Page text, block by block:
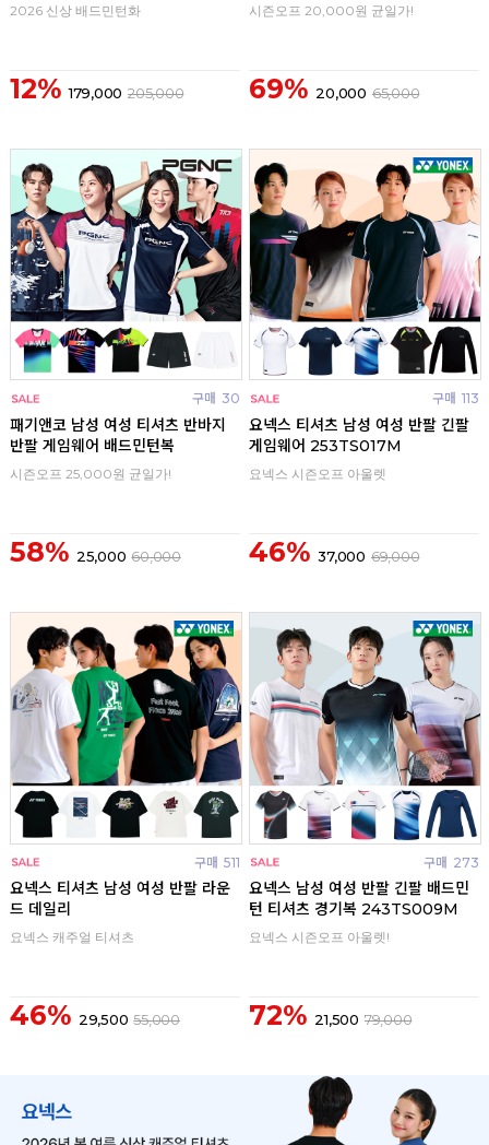
2026 신상 배드민턴화
12% 179,000 205,000
시즌오프 20,000원 균일가!
69% 20,000 65,000
구매 30
패기앤코 남성 여성 티셔츠 반바지
반팔 게임웨어 배드민턴복
시즌오프 25,000원 균일가!
58% 25,000 60,000
구매 113
요넥스 티셔츠 남성 여성 반팔 긴팔
게임웨어 253TS017M
요넥스 시즌오프 아울렛
46% 37,000 69,000
구매 511
요넥스 티셔츠 남성 여성 반팔 라운
드 데일리
요넥스 캐주얼 티셔츠
46% 29,500 55,000
구매 273
요넥스 남성 여성 반팔 긴팔 배드민
턴 티셔츠 경기복 243TS009M
요넥스 시즌오프 아울렛!
72% 21,500 79,000